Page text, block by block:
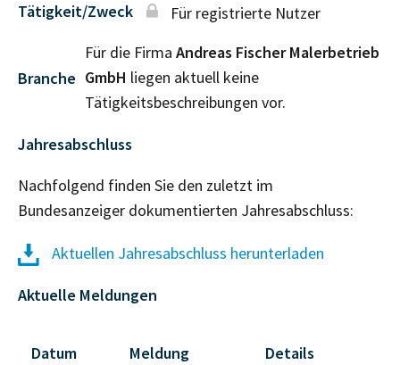
Tätigkeit/Zweck Für registrierte Nutzer
Branche
Für die Firma Andreas Fischer Malerbetrieb
GmbH liegen aktuell keine
Tätigkeitsbeschreibungen vor.
Jahresabschluss
Nachfolgend finden Sie den zuletzt im
Bundesanzeiger dokumentierten Jahresabschluss:
Aktuellen Jahresabschluss herunterladen
Aktuelle Meldungen
Datum Meldung Details